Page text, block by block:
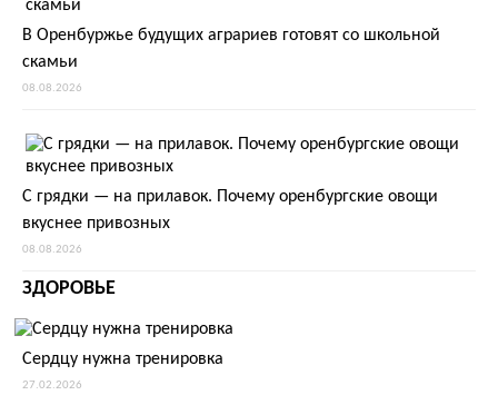
В Оренбуржье будущих аграриев готовят со школьной
скамьи
08.08.2026
С грядки — на прилавок. Почему оренбургские овощи
вкуснее привозных
08.08.2026
ЗДОРОВЬЕ
Сердцу нужна тренировка
27.02.2026